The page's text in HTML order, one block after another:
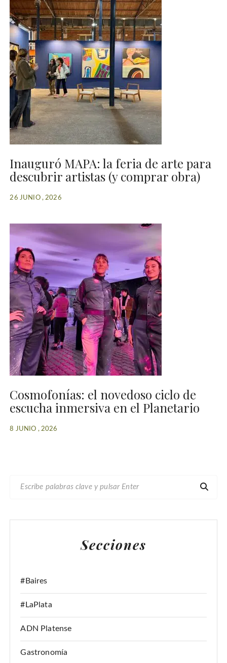
Inauguró MAPA: la feria de arte para
descubrir artistas (y comprar obra)
26 JUNIO , 2026
Cosmofonías: el novedoso ciclo de
escucha inmersiva en el Planetario
8 JUNIO , 2026
C
Secciones
#Baires
#LaPlata
ADN Platense
Gastronomía